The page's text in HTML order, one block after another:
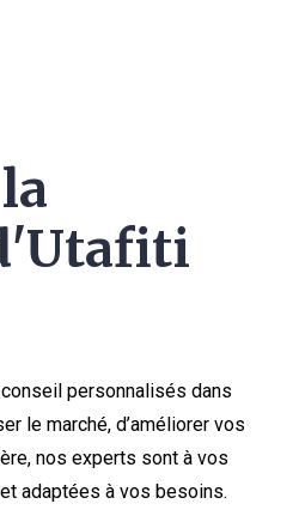
personnalisés dans
le marché, d’améliorer vos
nos experts sont à vos
adaptées à vos besoins.